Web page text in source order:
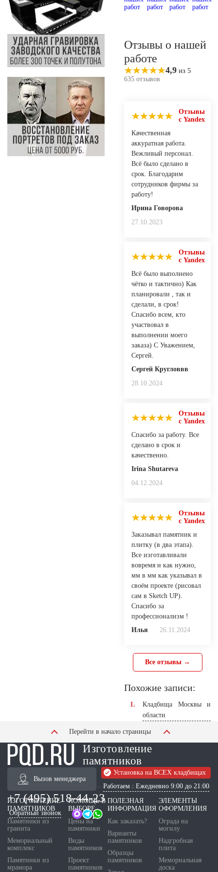
Отзывы о нашей
работе
4,9 из 5
635 отзывов
Отзывы
с Yandex
Качественная
аккуратная работа.
Вежливый персонал.
Всё было сделано в
срок. Благодарим
сотрудников фирмы за
работу!
Ирина Говорова
27.10.2023
Отзывы
с Yandex
Всё было выполнено
чётко и тактично) Как
планировали , так и
сделали, в срок!
Спасибо всем, кто
участвовал в
выполнении моего
заказа) С Уважением,
Сергей.
Сергей Кругловвв
28.10.2024
Отзывы
с Yandex
Спасибо за работу. Все
сделано в срок и
качественно.
Irina Shutareva
04.12.2024
Отзывы
с Yandex
Заказывал памятник и
плитку (в два этапа).
Все изготавливали
вовремя и как нужно,
мм в мм как указывал в
своём проекте (рисовал
сам в Sketch UP).
Спасибо за
профессионализм !
Илья
26.11.2024
Все отзывы →
Похожие записи:
Кладбища Москвы и
области
Перейти в начало страницы
Изготовление
памятников
Вызов менеджера
Установка на ВСЕХ кладбищах
Работаем : Ежедневно 9:00 до 21:00
+7 (495) 518-44-23
Обратный звонок
ИЗГОТОВЛЕНИЕ
ПАМЯТНИКОВ
Памятники из
гранита
Мемориальный
комплекс
Памятники из
мрамора
ПОМОЩЬ В
ВЫБОРЕ
Цены на
памятники
Виды
памятников
Проект
памятников
ПОЛЕЗНАЯ
ИНФОРМАЦИЯ
Как заказать?
Варианты
памятников
Образцы
памятников
ЭЛЕМЕНТЫ
ОФОРМЛЕНИЯ
Ограда на
могилу
Надгробная
плита
Мемориальная
доска